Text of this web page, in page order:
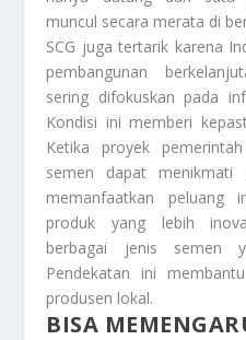
muncul secara merata di
SCG juga tertarik karena
pembangunan
sering difokuskan pada
Kondisi ini memberi
Ketika proyek
semen dapat menikmati
memanfaatkan peluang
produk yang lebih
berbagai jenis semen
Pendekatan ini
produsen lokal.
BISA